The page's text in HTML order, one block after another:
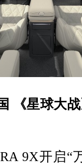
《星球大
9X开启“